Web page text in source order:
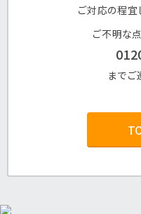
ご対応の程宜
ご不明な
までご